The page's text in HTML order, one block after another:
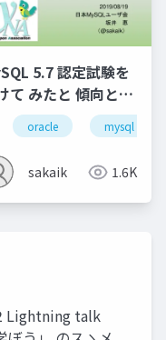
technology cafe
5.7 認定試験を
傾向と対
MyNA会2019年8月
oracle mysql
sakaik 1.6K
Lightning talk